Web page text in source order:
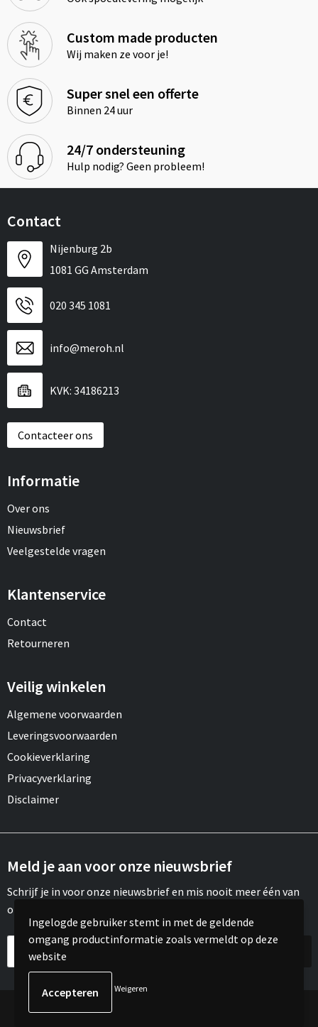
Custom made producten
Wij maken ze voor je!
Super snel een offerte
Binnen 24 uur
24/7 ondersteuning
Hulp nodig? Geen probleem!
Contact
Nijenburg 2b
1081 GG Amsterdam
020 345 1081
info@meroh.nl
KVK: 34186213
Contacteer ons
Informatie
Over ons
Nieuwsbrief
Veelgestelde vragen
Klantenservice
Contact
Retourneren
Veilig winkelen
Algemene voorwaarden
Leveringsvoorwaarden
Cookieverklaring
Privacyverklaring
Disclaimer
Meld je aan voor onze nieuwsbrief
Schrijf je in voor onze nieuwsbrief en mis nooit meer één van
onze leuke aanbiedingen of updates.
© Copyright Meroh 2022
Ingelogde gebruiker stemt in met de geldende
omgang productinformatie zoals vermeldt op deze
website
Weigeren